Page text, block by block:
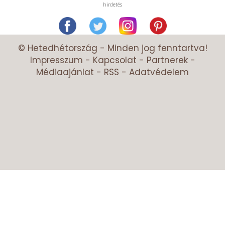
hirdetés
© Hetedhétország - Minden jog fenntartva!
Impresszum - Kapcsolat - Partnerek-
Médiaajánlat - RSS - Adatvédelem